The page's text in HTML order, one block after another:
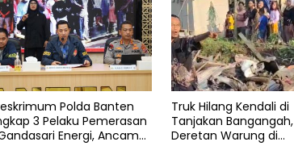
featured
Info
pandeglang
Kabupaten
kades
Minuman
Polda Banten
3 Pelaku Pemerasan
Energi, Ancam
Truk Hilang Kendali di
Tanjakan Bangangah,
Deretan Warung di